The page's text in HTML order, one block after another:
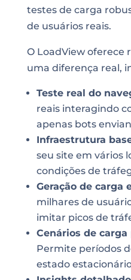
testes de carga
de usuários reais.
O LoadView oferece
uma diferença real,
Teste real do
reais interagindo
apenas bots
Infraestrutura
seu site em vários
condições de
Geração de carga
milhares de
imitar picos de
Cenários de
Permite períodos
estado